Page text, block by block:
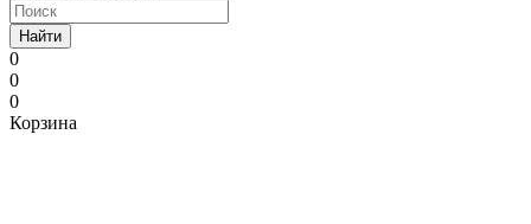
Найти
0
0
0
Корзина